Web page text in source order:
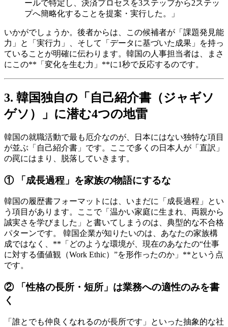
ールで特定し、決済プロセスを3ステップから2ステッ
プへ簡略化することを提案・実行した。」
いかがでしょうか。後者からは、この候補者が「課題発見能
力」と「実行力」、そして「データに基づいた成果」を持っ
ていることが明確に伝わります。韓国の人事担当者は、まさ
にこの**「変化を生む力」**に1秒で反応するのです。
3. 韓国独自の「自己紹介書（ジャギソ
ゲソ）」に潜む4つの地雷
韓国の就職活動で最も厄介なのが、日本にはない独特な項目
が並ぶ「自己紹介書」です。ここで多くの日本人が「直訳」
の罠にはまり、脱落していきます。
① 「成長過程」を家族の物語にするな
韓国の履歴書フォーマットには、いまだに「成長過程」とい
う項目があります。ここで「温かい家庭に生まれ、両親から
誠実さを学びました」と書いてしまうのは、典型的な不合格
パターンです。 韓国企業が知りたいのは、あなたの家族構
成ではなく、**「どのような環境が、現在のあなたの“仕事
に対する価値観（Work Ethic）”を形作ったのか」**という点
です。
② 「性格の長所・短所」は業務への適性のみを書
く
「誰とでも仲良くなれるのが長所です」といった抽象的な社